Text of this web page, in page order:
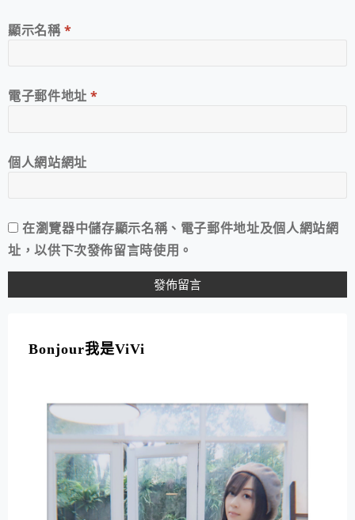
顯示名稱*
電子郵件地址*
個人網站網址
在瀏覽器中儲存顯示名稱、電子郵件地址及個人網站網
址，以供下次發佈留言時使用。
Bonjour我是ViVi